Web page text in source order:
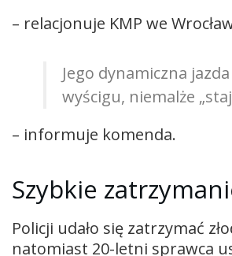
– relacjonuje KMP we
Jego dynamiczna
wyścigu, niemalże
– informuje komenda.
Szybkie
Policji udało się zatrzymać
natomiast 20-letni sprawca